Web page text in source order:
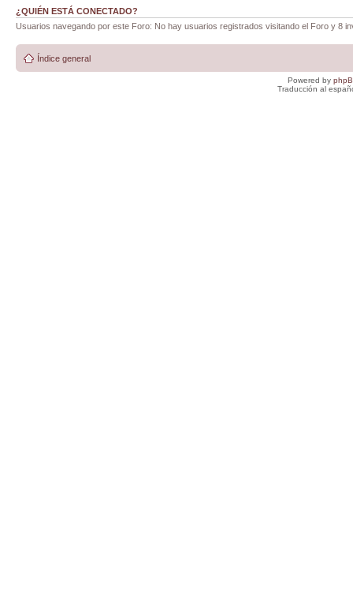
¿QUIÉN ESTÁ CONECTADO?
Usuarios navegando por este Foro: No hay usuarios registrados visitando el Foro y 8
Índice general
Powered by
Traducción al